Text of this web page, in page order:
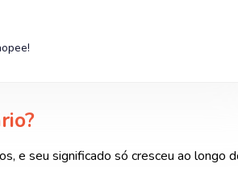
e seu significado só cresceu ao longo